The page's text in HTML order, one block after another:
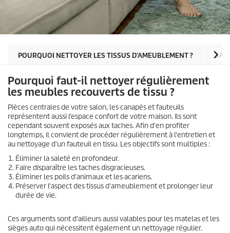
POURQUOI NETTOYER LES TISSUS D'AMEUBLEMENT ?
Pourquoi faut-il nettoyer régulièrement
les meubles recouverts de tissu ?
Pièces centrales de votre salon, les canapés et fauteuils
représentent aussi l’espace confort de votre maison. Ils sont
cependant souvent exposés aux taches. Afin d'en profiter
longtemps, il convient de procéder régulièrement à l'entretien et
au nettoyage d'un fauteuil en tissu. Les objectifs sont multiples :
Éliminer la saleté en profondeur.
Faire disparaître les taches disgracieuses.
Éliminer les poils d'animaux et les acariens.
Préserver l'aspect des tissus d'ameublement et prolonger leur
durée de vie.
Ces arguments sont d'ailleurs aussi valables pour les matelas et les
sièges auto qui nécessitent également un nettoyage régulier.